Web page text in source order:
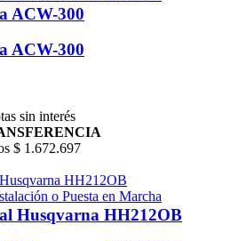
ACW-300
ACW-300
sin interés
$ 1.672.697
Husqvarna HH212OB